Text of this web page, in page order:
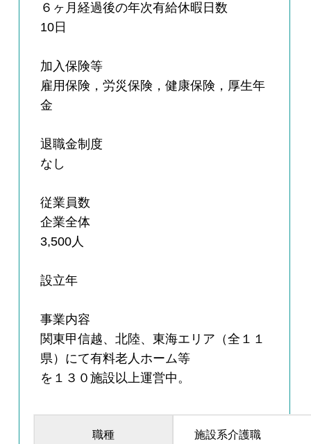
６ヶ月経過後の年次有給休暇日数
10日
加入保険等
雇用保険，労災保険，健康保険，厚生年
金
退職金制度
なし
従業員数
企業全体
3,500人
設立年
事業内容
関東甲信越、北陸、東海エリア（全１１
県）にて有料老人ホーム等
を１３０施設以上運営中。
職種 施設系介護職